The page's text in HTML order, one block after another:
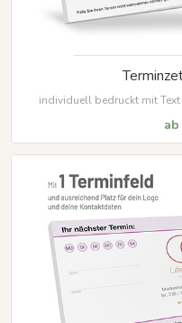
individuell bedruckt mit